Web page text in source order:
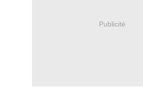
Publicité